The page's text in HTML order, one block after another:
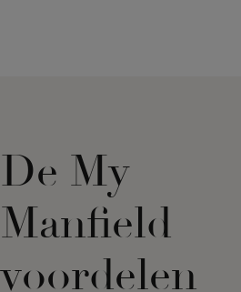
De My
Manfield
voordelen